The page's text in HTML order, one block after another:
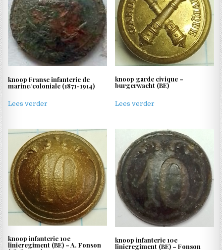
knoop Franse infanterie de
marine/coloniale (1871-1914)
Lees verder
knoop garde civique –
burgerwacht (BE)
Lees verder
knoop infanterie 10e
linieregiment (BE) – A. Fonson
knoop infanterie 10e
linieregiment (BE) – Fonson